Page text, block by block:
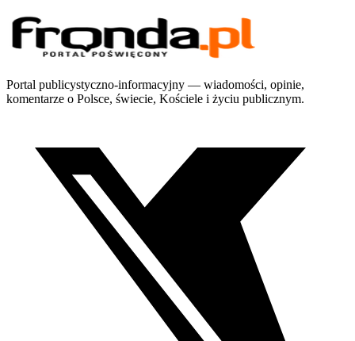
Portal publicystyczno-informacyjny — wiadomości, opinie,
komentarze o Polsce, świecie, Kościele i życiu publicznym.